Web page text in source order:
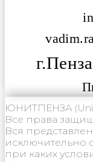
ЮНИТПЕНЗА
Все права
Вся
исключительно
при каких